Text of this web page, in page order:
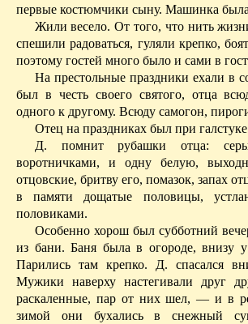
первые костюмчики сыну. Машинка была
Жили весело. От того, что нить
спешили радоваться, гуляли крепко,
поэтому гостей много было и сами в
На престольные праздники ехали в
был в честь своего святого, отца
одного к другому. Всюду самогон,
Отец на праздниках был при
Д. помнит рубашки отца:
воротничками, и одну белую,
отцовские, бритву его, помазок, запах
в памяти дощатые половицы,
половиками.
Особенно хорош был субботний
из бани. Баня была в огороде, внизу
Парились там крепко. Д. спасался
Мужики наверху настегивали друг
раскаленные, пар от них шел, — и в
зимой они бухались в снежный